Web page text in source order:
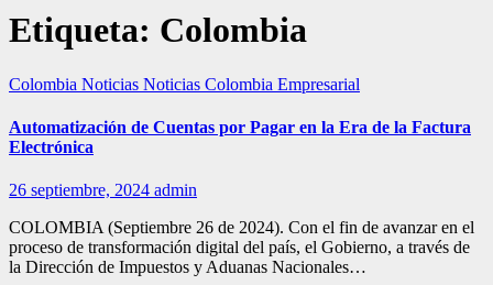
Etiqueta: Colombia
Colombia Noticias Noticias Colombia Empresarial
Automatización de Cuentas por Pagar en la Era de la Factura
Electrónica
26 septiembre, 2024 admin
COLOMBIA (Septiembre 26 de 2024). Con el fin de avanzar en el
proceso de transformación digital del país, el Gobierno, a través de
la Dirección de Impuestos y Aduanas Nacionales…